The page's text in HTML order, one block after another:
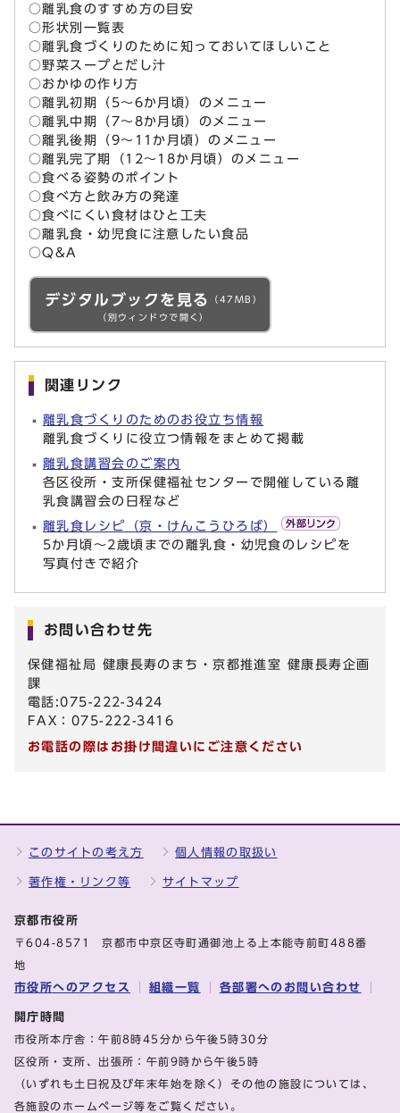
○離乳食のすすめ方の目安
○形状別一覧表
○離乳食づくりのために知っておいてほしいこと
○野菜スープとだし汁
○おかゆの作り方
○離乳初期（5～6か月頃）のメニュー
○離乳中期（7～8か月頃）のメニュー
○離乳後期（9～11か月頃）のメニュー
○離乳完了期（12～18か月頃）のメニュー
○食べる姿勢のポイント
○食べ方と飲み方の発達
○食べにくい食材はひと工夫
○離乳食・幼児食に注意したい食品
○Q&A
デジタルブックを見る
（47MB）
（別ウィンドウで開く）
関連リンク
離乳食づくりのためのお役立ち情報
離乳食づくりに役立つ情報をまとめて掲載
離乳食講習会のご案内
各区役所・支所保健福祉センターで開催している離
乳食講習会の日程など
離乳食レシピ（京・けんこうひろば）
5か月頃～2歳頃までの離乳食・幼児食のレシピを
写真付きで紹介
お問い合わせ先
保健福祉局 健康長寿のまち・京都推進室 健康長寿企画
課
電話:075-222-3424
FAX：075-222-3416
お電話の際はお掛け間違いにご注意ください
このサイトの考え方 個人情報の取扱い
著作権・リンク等 サイトマップ
京都市役所
〒604-8571 京都市中京区寺町通御池上る上本能寺前町488番
地
市役所へのアクセス 組織一覧 各部署へのお問い合わせ
開庁時間
市役所本庁舎：午前8時45分から午後5時30分
区役所・支所、出張所：午前9時から午後5時
（いずれも土日祝及び年末年始を除く）その他の施設については、
各施設のホームページ等をご覧ください。